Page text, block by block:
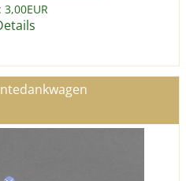
3,00EUR